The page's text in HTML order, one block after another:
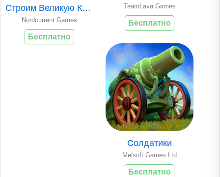
Строим Великую Кит..
Nordcurrent Games
Бесплатно
TeamLava Games
Бесплатно
Солдатики
Melsoft Games Ltd
Бесплатно